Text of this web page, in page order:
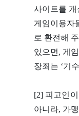
사이트를
게임이용자
로 환전해
있으면, 게
장죄는 ‘기
[2] 피고인
아니라, 가